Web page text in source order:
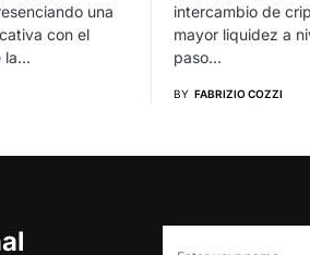
una
con el
la…
intercambio de
mayor liquidez a
paso…
BY FABRIZIO COZZI